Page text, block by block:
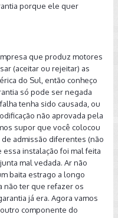
porque ele quer
que produz motores
(aceitar ou rejeitar) as
do Sul, então conheço
só pode ser negada
tenha sido causada, ou
não aprovada pela
supor que você colocou
admissão diferentes (não
instalação foi mal feita
mal vedada. Ar não
baita estrago a longo
não ter que refazer os
já era. Agora vamos
componente do